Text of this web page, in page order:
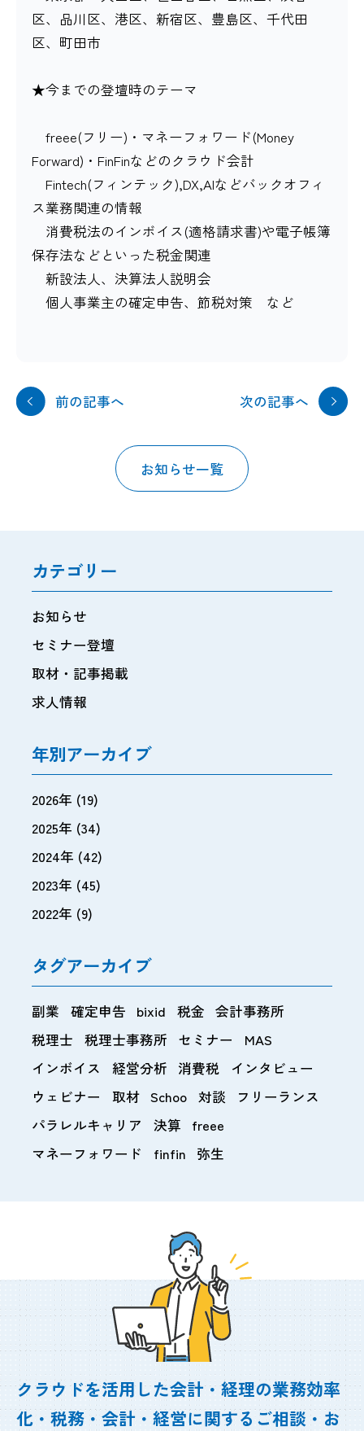
区、品川区、港区、新宿区、豊島区、千代田
区、町田市
★今までの登壇時のテーマ
freee(フリー)・マネーフォワード(Money
Forward)・FinFinなどのクラウド会計
Fintech(フィンテック),DX,AIなどバックオフィ
ス業務関連の情報
消費税法のインボイス(適格請求書)や電子帳簿
保存法などといった税金関連
新設法人、決算法人説明会
個人事業主の確定申告、節税対策 など
前の記事へ
お知らせ一覧
次の記事へ
カテゴリー
お知らせ
セミナー登壇
取材・記事掲載
求人情報
年別アーカイブ
2026年 (19)
2025年 (34)
2024年 (42)
2023年 (45)
2022年 (9)
タグアーカイブ
副業 確定申告 bixid 税金 会計事務所
税理士
税理士事務所 セミナー
MAS
インボイス
経営分析 消費税
インタビュー
ウェビナー
取材 Schoo 対談
フリーランス
パラレルキャリア
決算
freee
マネーフォワード
finfin 弥生
クラウドを活用した会計・経理の業務効率
化・税務・会計・経営に関するご相談・お